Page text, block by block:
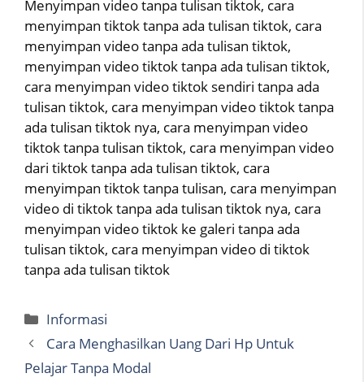
Menyimpan video tanpa tulisan tiktok, cara
menyimpan tiktok tanpa ada tulisan tiktok, cara
menyimpan video tanpa ada tulisan tiktok,
menyimpan video tiktok tanpa ada tulisan tiktok,
cara menyimpan video tiktok sendiri tanpa ada
tulisan tiktok, cara menyimpan video tiktok tanpa
ada tulisan tiktok nya, cara menyimpan video
tiktok tanpa tulisan tiktok, cara menyimpan video
dari tiktok tanpa ada tulisan tiktok, cara
menyimpan tiktok tanpa tulisan, cara menyimpan
video di tiktok tanpa ada tulisan tiktok nya, cara
menyimpan video tiktok ke galeri tanpa ada
tulisan tiktok, cara menyimpan video di tiktok
tanpa ada tulisan tiktok
Categories
Informasi
Cara Menghasilkan Uang Dari Hp Untuk
Pelajar Tanpa Modal